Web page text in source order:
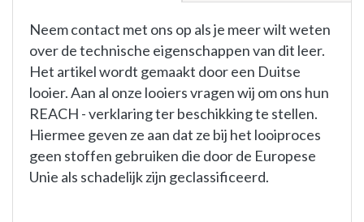
Neem contact met ons op als je meer wilt weten
over de technische eigenschappen van dit leer.
Het artikel wordt gemaakt door een Duitse
looier. Aan al onze looiers vragen wij om ons hun
REACH - verklaring ter beschikking te stellen.
Hiermee geven ze aan dat ze bij het looiproces
geen stoffen gebruiken die door de Europese
Unie als schadelijk zijn geclassificeerd.